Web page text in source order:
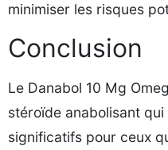
minimiser les risques
Conclusion
Le Danabol 10 Mg
stéroïde anabolisant
significatifs pour ceux